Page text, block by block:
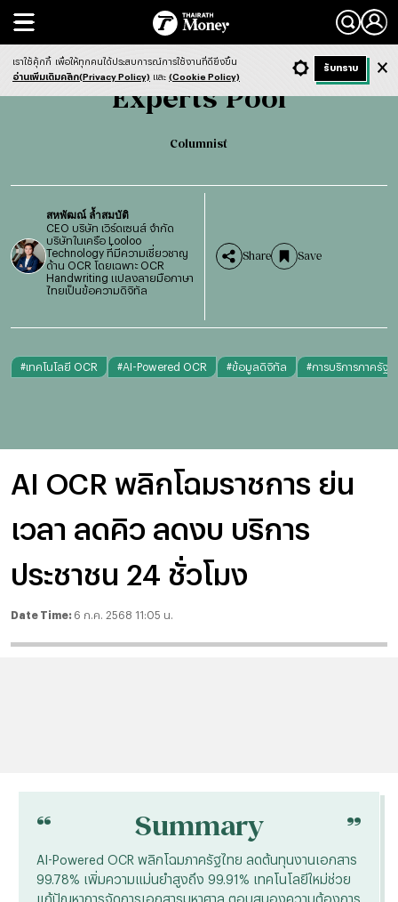
Search
Experts pool Columnist
Experts Pool
Columnist
สหพัฒณ์ ล้ำสมบัติ
CEO บริษัท เวิร์ดเซนส์ จำกัด
บริษัทในเครือ Looloo
Technology ที่มีความเชี่ยวชาญ
ด้าน OCR โดยเฉพาะ OCR
Handwriting แปลงลายมือภาษา
ไทยเป็นข้อความดิจิทัล
Share Save
#เทคโนโลยี OCR #AI-Powered OCR #ข้อมูลดิจิทัล #การบริการภาครัฐ
AI OCR พลิกโฉมราชการ ย่น
เวลา ลดคิว ลดงบ บริการ
ประชาชน 24 ชั่วโมง
Date Time: 6 ก.ค. 2568 11:05 น.
- ก + ก Dark ฟังข่าว
“ Summary “
AI-Powered OCR พลิกโฉมภาครัฐไทย ลดต้นทุนงานเอกสาร
99.78% เพิ่มความแม่นยำสูงถึง 99.91% เทคโนโลยีใหม่ช่วย
แก้ปัญหาการจัดการเอกสารมหาศาล ตอบสนองความต้องการ
เราใช้คุ้กกี้ เพื่อให้ทุกคนได้ประสบการณ์การใช้งานที่ดียิ่งขึ้น
อ่านเพิ่มเติมคลิก(Privacy Policy) และ (Cookie Policy)
รับทราบ